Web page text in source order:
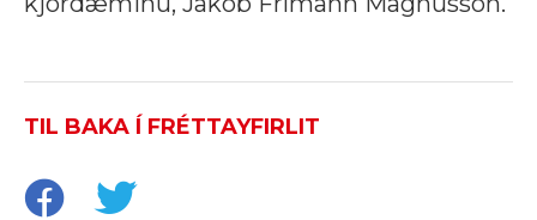
TIL BAKA Í FRÉTTAYFIRLIT